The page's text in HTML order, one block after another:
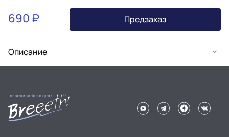
690 ₽
Предзаказ
Описание